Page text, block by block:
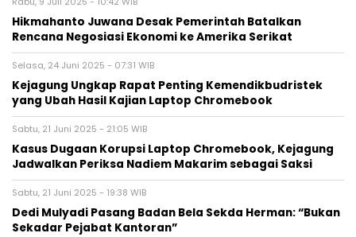
Hikmahanto Juwana Desak Pemerintah Batalkan
Rencana Negosiasi Ekonomi ke Amerika Serikat
Selasa, 24 Juni 2025 - 07:31 WIB
Kejagung Ungkap Rapat Penting Kemendikbudristek
yang Ubah Hasil Kajian Laptop Chromebook
Sabtu, 21 Juni 2025 - 21:05 WIB
Kasus Dugaan Korupsi Laptop Chromebook, Kejagung
Jadwalkan Periksa Nadiem Makarim sebagai Saksi
Sabtu, 21 Juni 2025 - 19:38 WIB
Dedi Mulyadi Pasang Badan Bela Sekda Herman: “Bukan
Sekadar Pejabat Kantoran”